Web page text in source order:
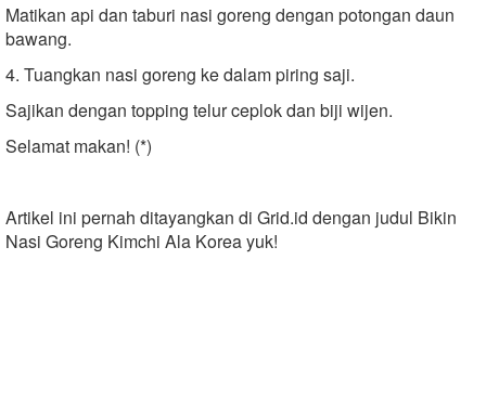
Matikan api dan taburi nasi goreng dengan potongan daun
bawang.
4. Tuangkan nasi goreng ke dalam piring saji.
Sajikan dengan topping telur ceplok dan biji wijen.
Selamat makan! (*)
Artikel ini pernah ditayangkan di Grid.id dengan judul Bikin
Nasi Goreng Kimchi Ala Korea yuk!